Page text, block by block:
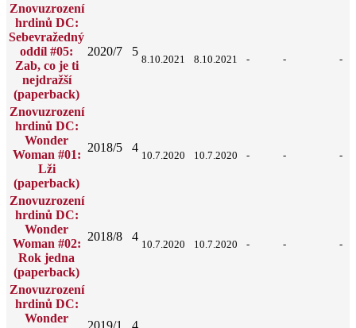
Znovuzrození
hrdinů DC:
Sebevražedný
oddíl #05:
Zab, co je ti
nejdražší
(paperback)
2020/7 5
8.10.2021 8.10.2021 - - -
Znovuzrození
hrdinů DC:
Wonder
Woman #01:
Lži
(paperback)
2018/5 4
10.7.2020 10.7.2020 - - -
Znovuzrození
hrdinů DC:
Wonder
Woman #02:
Rok jedna
(paperback)
2018/8 4
10.7.2020 10.7.2020 - - -
Znovuzrození
hrdinů DC:
Wonder
2019/1 4